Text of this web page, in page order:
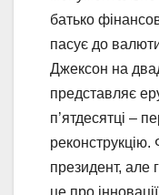
батько
пасує до
Джексон на
представляє
п’ятдесятці –
реконструкцію.
президент, але